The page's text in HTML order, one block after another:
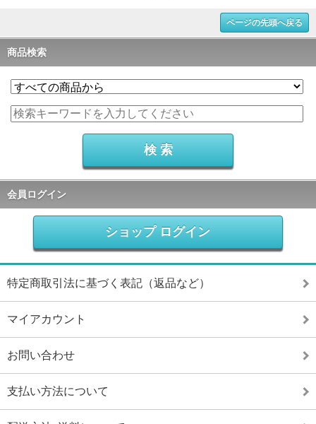
ページの先頭へ戻る
商品検索
会員ログイン
ショップ ログイン
特定商取引法に基づく表記（返品など）
マイアカウント
お問い合わせ
支払い方法について